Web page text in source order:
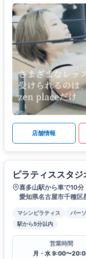
店舗情報
ピラティススタ
喜多山駅から車で10分
愛知県名古屋市千種
マシンピラティス パー
駅から5分以内
営業時間
月・水 9:00〜